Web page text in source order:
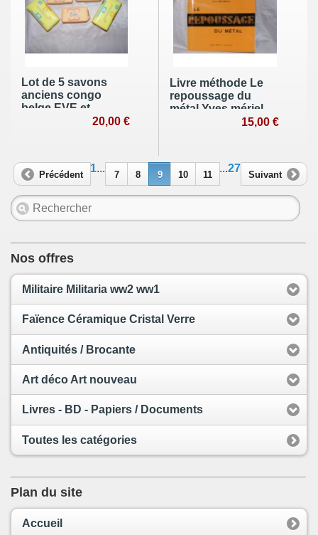
Lot de 5 savons
anciens congo
belge EVE et
ZWITSAL années
20,00 €
Livre méthode Le
repoussage du
métal Yves mériel
15,00 €
Précédent
1...
7 8 9 10 11
...27
Suivant
Nos offres
Militaire Militaria ww2 ww1
Faïence Céramique Cristal Verre
Antiquités / Brocante
Art déco Art nouveau
Livres - BD - Papiers / Documents
Toutes les catégories
Plan du site
Accueil